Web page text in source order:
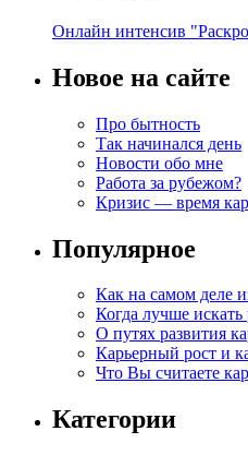
Онлайн интенсив
Новое на сайте
Про бытность
Так начинался день
Новости обо мне
Работа за рубежом?
Кризис — время
Популярное
Как на самом деле
Когда лучше искать
О путях развития
Карьерный рост и
Что Вы считаете
Категории